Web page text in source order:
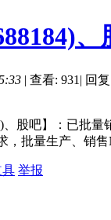
| 查看: 931 | 回
吧】：已批量
，批量生产、销
具 举报